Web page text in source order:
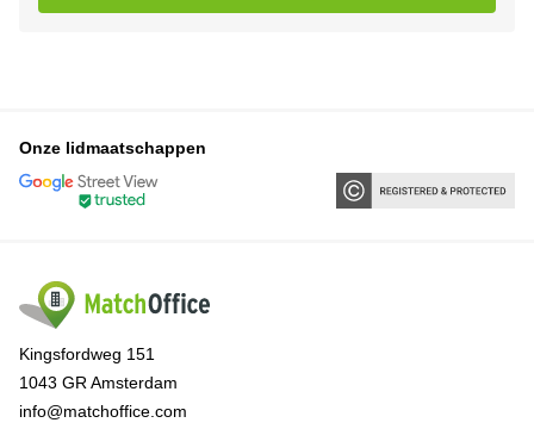
Onze lidmaatschappen
Kingsfordweg 151
1043 GR Amsterdam
info@matchoffice.com